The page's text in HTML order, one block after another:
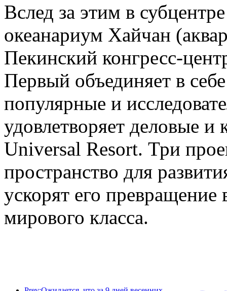
Вслед за этим в
океанариум Хайчан
Пекинский конгресс-
Первый объединяет в
популярные и
удовлетворяет деловые и
Universal Resort. Три
пространство для
ускорят его превращение
мирового класса.